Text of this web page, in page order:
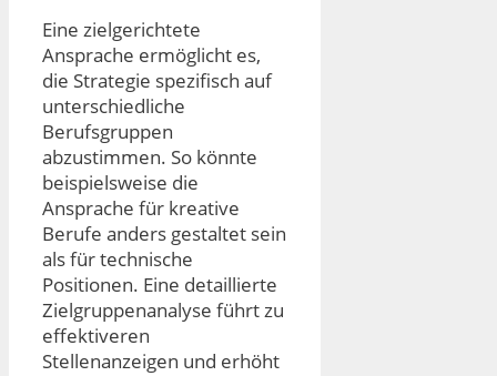
Eine zielgerichtete
Ansprache ermöglicht es,
die Strategie spezifisch auf
unterschiedliche
Berufsgruppen
abzustimmen. So könnte
beispielsweise die
Ansprache für kreative
Berufe anders gestaltet sein
als für technische
Positionen. Eine detaillierte
Zielgruppenanalyse führt zu
effektiveren
Stellenanzeigen und erhöht